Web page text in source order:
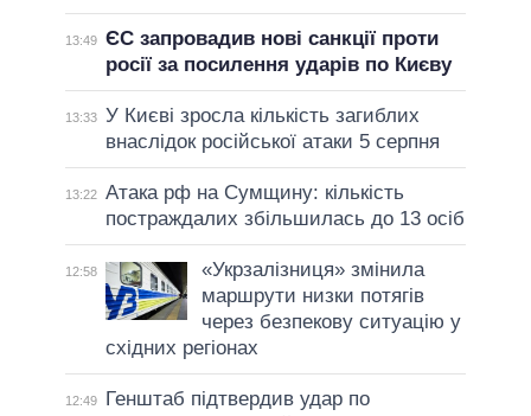
13:49 ЄС запровадив нові санкції проти
росії за посилення ударів по Києву
13:33 У Києві зросла кількість загиблих
внаслідок російської атаки 5 серпня
13:22 Атака рф на Сумщину: кількість
постраждалих збільшилась до 13 осіб
12:58
«Укрзалізниця» змінила
маршрути низки потягів
через безпекову ситуацію у
східних регіонах
12:49
Генштаб підтвердив удар по